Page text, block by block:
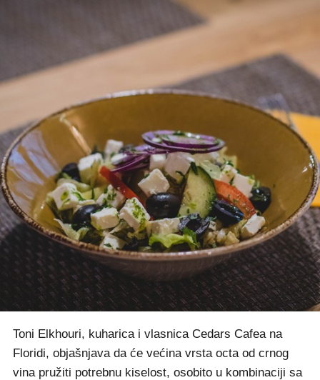
Toni Elkhouri, kuharica i vlasnica Cedars Cafea na
Floridi, objašnjava da će većina vrsta octa od crnog
vina pružiti potrebnu kiselost, osobito u kombinaciji sa